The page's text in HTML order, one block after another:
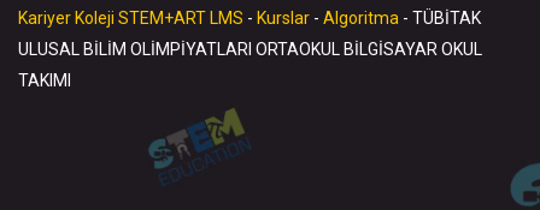
Kariyer Koleji STEM+ART LMS - Kurslar - Algoritma - TÜBİTAK
ULUSAL BİLİM OLİMPİYATLARI ORTAOKUL BİLGİSAYAR OKUL
TAKIMI